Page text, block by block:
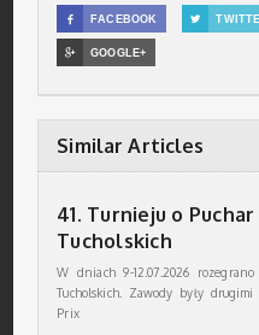
 FACEBOOK 
 GOOGLE+
Similar Articles
41. Turnieju o
Tucholskich
W dniach 9-12.07.2026
Tucholskich. Zawody były
Prix